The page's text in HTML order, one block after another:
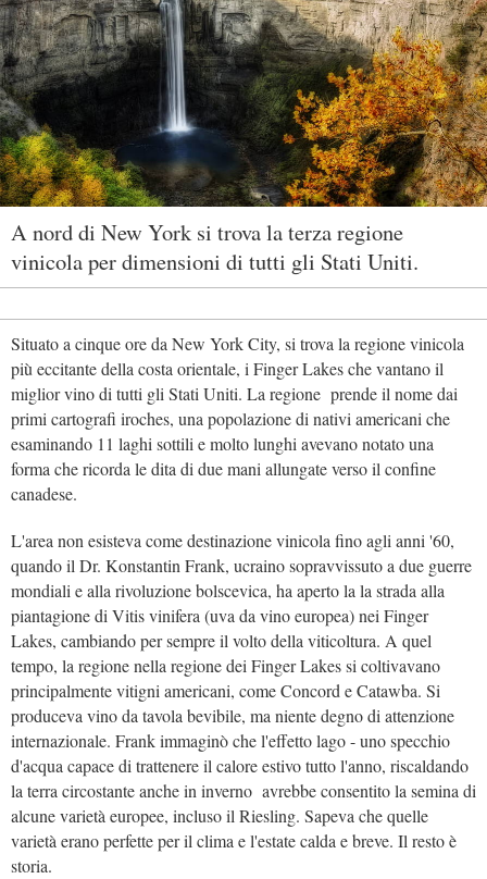
A nord di New York si trova la terza regione
vinicola per dimensioni di tutti gli Stati Uniti.
Situato a cinque ore da New York City, si trova la regione vinicola
più eccitante della costa orientale, i Finger Lakes che vantano il
miglior vino di tutti gli Stati Uniti. La regione prende il nome dai
primi cartografi iroches, una popolazione di nativi americani che
esaminando 11 laghi sottili e molto lunghi avevano notato una
forma che ricorda le dita di due mani allungate verso il confine
canadese.
L'area non esisteva come destinazione vinicola fino agli anni '60,
quando il Dr. Konstantin Frank, ucraino sopravvissuto a due guerre
mondiali e alla rivoluzione bolscevica, ha aperto la la strada alla
piantagione di Vitis vinifera (uva da vino europea) nei Finger
Lakes, cambiando per sempre il volto della viticoltura. A quel
tempo, la regione nella regione dei Finger Lakes si coltivavano
principalmente vitigni americani, come Concord e Catawba. Si
produceva vino da tavola bevibile, ma niente degno di attenzione
internazionale. Frank immaginò che l'effetto lago - uno specchio
d'acqua capace di trattenere il calore estivo tutto l'anno, riscaldando
la terra circostante anche in inverno avrebbe consentito la semina di
alcune varietà europee, incluso il Riesling. Sapeva che quelle
varietà erano perfette per il clima e l'estate calda e breve. Il resto è
storia.